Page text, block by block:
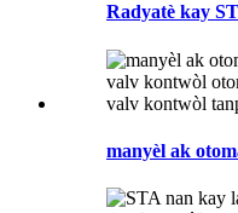
Radyatè kay
manyèl ak